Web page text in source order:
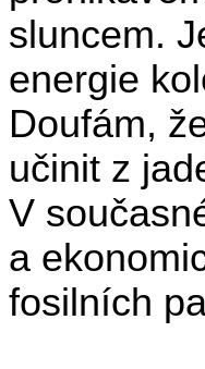
sluncem.
energie
Doufám,
učinit z
V
a
fosilních